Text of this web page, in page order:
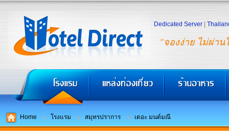
"จองง่าย ไม่ผ่าน
Dedicated Server
Home โรงแรม สมุทรปราการ เดอะ มนต์มณี